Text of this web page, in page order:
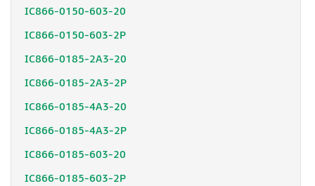
IC866-0150-603-20
IC866-0150-603-2P
IC866-0185-2A3-20
IC866-0185-2A3-2P
IC866-0185-4A3-20
IC866-0185-4A3-2P
IC866-0185-603-20
IC866-0185-603-2P